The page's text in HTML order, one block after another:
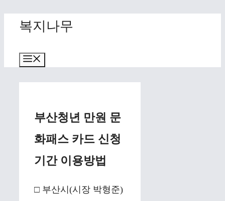
content
복지나무
부산청년 만원 문
화패스 카드 신청
기간 이용방법
□ 부산시(시장 박형준)